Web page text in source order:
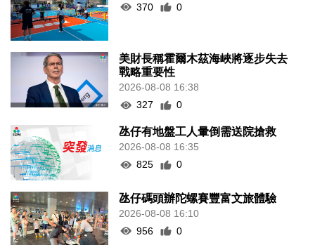
370
0
美財長稱霍爾木茲海峽將逐步失去
戰略重要性
2026-08-08 16:38
327
0
氹仔有地盤工人暈倒需送院搶救
2026-08-08 16:35
825
0
氹仔碼頭辦陀螺賽豐富文旅體驗
2026-08-08 16:10
956
0